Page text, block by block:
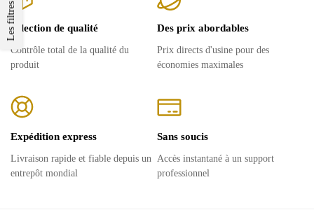
Les filtresSélection de qualité
Contrôle total de la qualité du
produit
Des prix abordables
Prix ​​directs d'usine pour des
économies maximales
Expédition express
Livraison rapide et fiable depuis un
entrepôt mondial
Sans soucis
Accès instantané à un support
professionnel